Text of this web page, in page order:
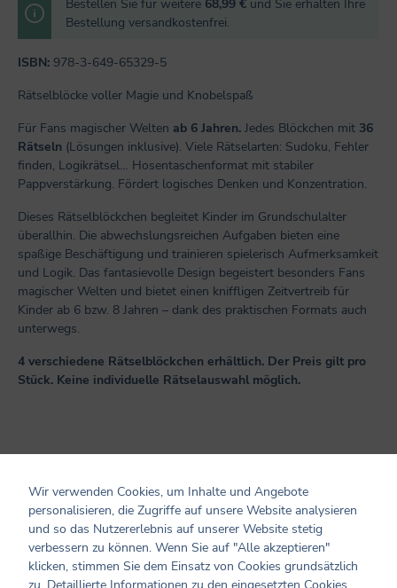
Bestellen Sie für weitere 68,99 € und Sie erhalten Ihre
Bestellung versandkostenfrei.
ISBN: 978-3-649-65329-5
Rätselblöcke voller Magie und Knobelspaß
Für Fans magischer Welten ab 6 Jahren. Jedes Blöckchen mit 36
Rätseln (Lösungen inklusive). Viele Rätselarten: Sudoku, Fehler
finden, Logikrätsel… Hosentaschenformat mit stabiler
Pappverstärkung. Fördert logisches Denken und Konzentration.
Dieses Rätselblöckchen begleitet Kinder im Grundschulalter
überallhin. Die abwechslungsreichen Aufgaben bieten eine
spaßige Beschäftigung und trainieren spielerisch Aufmerksamkeit
und Logik. Das fantasievolle Design begeistert besonders Fans
magischer Welten und bietet einen kniffligen Zeitvertreib für
Kinder ab 6 bzw. 8 Jahren – dank des praktischen Formats auch
unterwegs.
4 verschiedene Rätselblöckchen erhältlich. Der Preis gilt pro
Stück. Keine individuelle Rätselauswahl möglich.
Altersempfehlung: ab 6 Jahren
Seiten: 72
Format: 10,5 x 14,8
Cover: Broschur
Wir verwenden Cookies, um Inhalte und Angebote
personalisieren, die Zugriffe auf unsere Website analysieren
und so das Nutzererlebnis auf unserer Website stetig
verbessern zu können. Wenn Sie auf "Alle akzeptieren"
klicken, stimmen Sie dem Einsatz von Cookies grundsätzlich